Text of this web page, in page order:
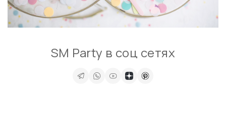
SM Party в соц сетях